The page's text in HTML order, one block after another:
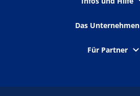
Das Unternehmen
Für Partner